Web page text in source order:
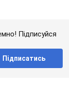
Підписуйся
Підписатись